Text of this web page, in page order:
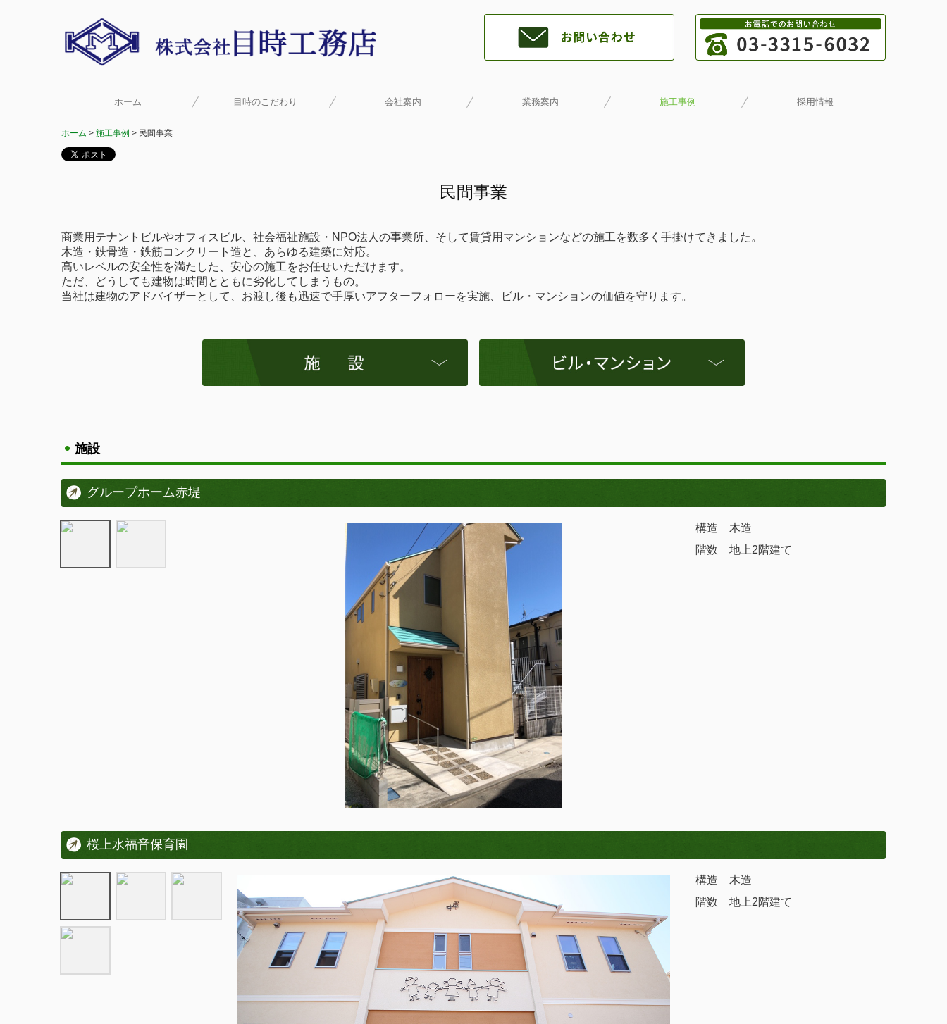
ホーム 目時のこだわり 会社案内 業務案内 施工事例 採用情報
ホーム 施工事例 民間事業
民間事業
商業用テナントビルやオフィスビル、社会福祉施設・NPO法人の事業所、そして賃貸用マンションなどの施工を数多く手掛けてきました。
木造・鉄骨造・鉄筋コンクリート造と、あらゆる建築に対応。
高いレベルの安全性を満たした、安心の施工をお任せいただけます。
ただ、どうしても建物は時間とともに劣化してしまうもの。
当社は建物のアドバイザーとして、お渡し後も迅速で手厚いアフターフォローを実施、ビル・マンションの価値を守ります。
施設
グループホーム赤堤
構造 木造
階数 地上2階建て
桜上水福音保育園
構造 木造
階数 地上2階建て